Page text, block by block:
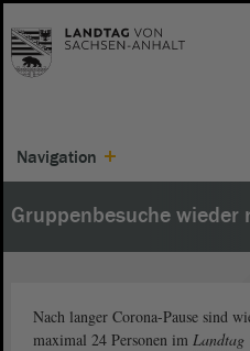
Navigation
Gruppenbesuche wieder
Nach langer Corona-Pause sind
maximal 24 Personen im Landtag